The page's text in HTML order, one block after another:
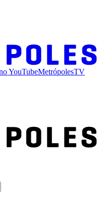
YouTubeMetrópolesTV